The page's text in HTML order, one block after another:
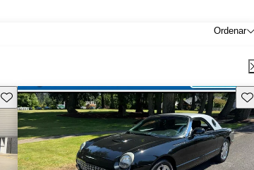
Ordenar
Guarda este Aviso